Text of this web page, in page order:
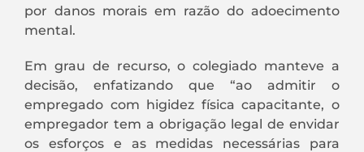
por danos morais em razão do adoecimento
mental.
Em grau de recurso, o colegiado manteve a
decisão, enfatizando que “ao admitir o
empregado com higidez física capacitante, o
empregador tem a obrigação legal de envidar
os esforços e as medidas necessárias para